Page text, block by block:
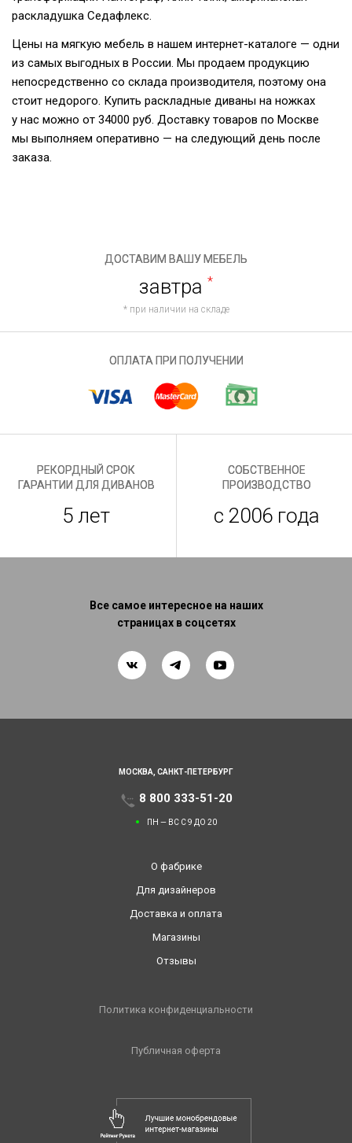
раскладушка Седафлекс.
Цены на мягкую мебель в нашем интернет-каталоге — одни
из самых выгодных в России. Мы продаем продукцию
непосредственно со склада производителя, поэтому она
стоит недорого. Купить раскладные диваны на ножках
у нас можно от 34000 руб. Доставку товаров по Москве
мы выполняем оперативно — на следующий день после
заказа.
ДОСТАВИМ ВАШУ МЕБЕЛЬ
завтра *
* при наличии на складе
ОПЛАТА ПРИ ПОЛУЧЕНИИ
РЕКОРДНЫЙ СРОК
ГАРАНТИИ ДЛЯ ДИВАНОВ
5 лет
СОБСТВЕННОЕ
ПРОИЗВОДСТВО
с 2006 года
Все самое интересное на наших
страницах в соцсетях
МОСКВА, САНКТ-ПЕТЕРБУРГ
8 800 333-51-20
ПН — ВС С 9 ДО 20
О фабрике
Для дизайнеров
Доставка и оплата
Магазины
Отзывы
Политика конфиденциальности
Публичная оферта